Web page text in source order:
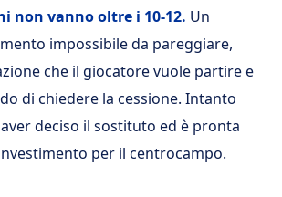
non vanno oltre i 10-12. Un
impossibile da pareggiare,
che il giocatore vuole partire e
di chiedere la cessione. Intanto
deciso il sostituto ed è pronta
per il centrocampo.